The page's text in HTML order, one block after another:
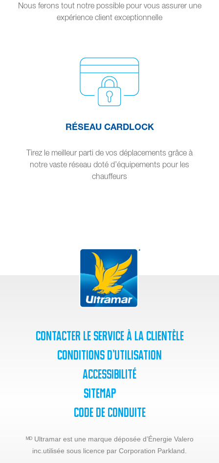
Nous ferons tout notre possible pour vous assurer une
expérience client exceptionnelle
RÉSEAU CARDLOCK
Tirez le meilleur parti de vos déplacements grâce à
notre vaste réseau doté d’équipements pour les
chauffeurs
Contacter le service à la clientèle
Conditions d’utilisation
Accessibilité
SiteMap
Code de Conduite
ᴹᴰ Ultramar est une marque déposée d’Énergie Valero
inc. utilisée sous licence par Corporation Parkland.